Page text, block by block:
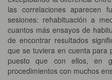
las correlaciones aparecen
sesiones: rehabituación a
cuantos más ensayos de
de encontrar resultados
que se tuviera en cuenta para
puesto que con ellos, en
procedimientos con muchos